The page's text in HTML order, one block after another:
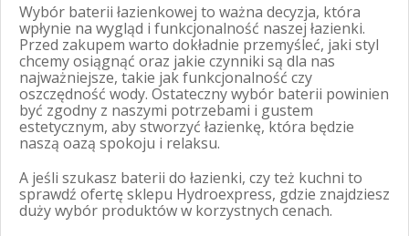
Wybór baterii łazienkowej to ważna decyzja, która
wpłynie na wygląd i funkcjonalność naszej łazienki.
Przed zakupem warto dokładnie przemyśleć, jaki styl
chcemy osiągnąć oraz jakie czynniki są dla nas
najważniejsze, takie jak funkcjonalność czy
oszczędność wody. Ostateczny wybór baterii powinien
być zgodny z naszymi potrzebami i gustem
estetycznym, aby stworzyć łazienkę, która będzie
naszą oazą spokoju i relaksu.
A jeśli szukasz baterii do łazienki, czy też kuchni to
sprawdź ofertę sklepu Hydroexpress, gdzie znajdziesz
duży wybór produktów w korzystnych cenach.